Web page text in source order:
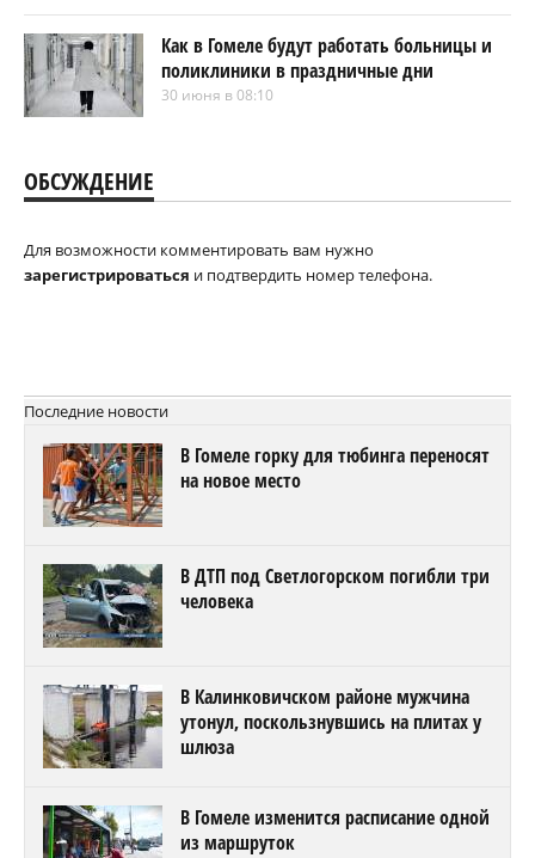
Как в Гомеле будут работать больницы и
поликлиники в праздничные дни
30 июня в 08:10
ОБСУЖДЕНИЕ
Для возможности комментировать вам нужно
зарегистрироваться и подтвердить номер телефона.
Последние новости
В Гомеле горку для тюбинга переносят
на новое место
В ДТП под Светлогорском погибли три
человека
В Калинковичском районе мужчина
утонул, поскользнувшись на плитах у
шлюза
В Гомеле изменится расписание одной
из маршруток